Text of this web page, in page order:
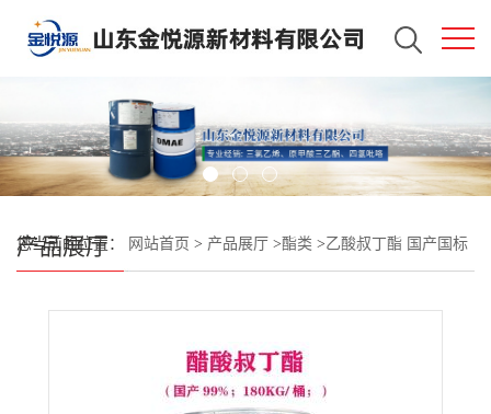
产品展厅
您当前的位置： 网站首页 > 产品展厅 >酯类 >乙酸叔丁酯 国产国标